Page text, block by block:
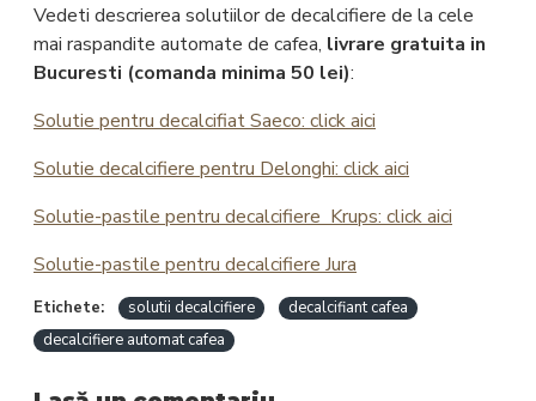
Vedeti descrierea solutiilor de decalcifiere de la cele
mai raspandite automate de cafea, livrare gratuita in
Bucuresti (comanda minima 50 lei):
Solutie pentru decalcifiat Saeco: click aici
Solutie decalcifiere pentru Delonghi: click aici
Solutie-pastile pentru decalcifiere Krups: click aici
Solutie-pastile pentru decalcifiere Jura
Etichete: solutii decalcifiere
decalcifiant cafea
decalcifiere automat cafea